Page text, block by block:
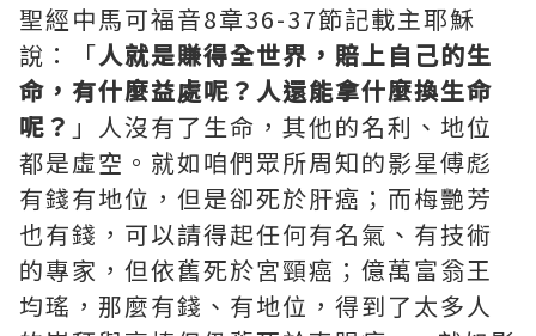
聖經中馬可福音8章36-37節記載主耶穌
說：「人就是賺得全世界，賠上自己的生
命，有什麼益處呢？人還能拿什麼換生命
呢？ 」人沒有了生命，其他的名利、地位
都是虛空。 就如咱們眾所周知的影星傅彪
有錢有地位，但是卻死於肝癌；而梅艷芳
也有錢，可以請得起任何有名氣、有技術
的專家，但依舊死於宮頸癌；億萬富翁王
均瑤，那麼有錢、有地位，得到了太多人